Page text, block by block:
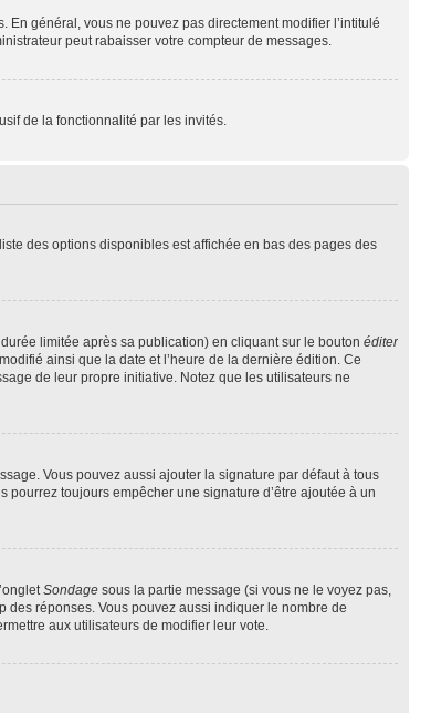
général, vous ne pouvez pas directement modifier l’intitulé
peut rabaisser votre compteur de messages.
de la fonctionnalité par les invités.
des options disponibles est affichée en bas des pages des
limitée après sa publication) en cliquant sur le bouton éditer
ainsi que la date et l’heure de la dernière édition. Ce
de leur propre initiative. Notez que les utilisateurs ne
Vous pouvez aussi ajouter la signature par défaut à tous
pourrez toujours empêcher une signature d’être ajoutée à un
Sondage sous la partie message (si vous ne le voyez pas,
réponses. Vous pouvez aussi indiquer le nombre de
aux utilisateurs de modifier leur vote.